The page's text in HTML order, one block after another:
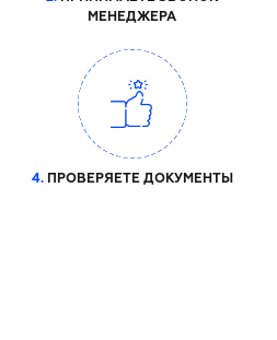
МЕНЕДЖЕРА
4.ПРОВЕРЯЕТЕ ДОКУМЕНТЫ